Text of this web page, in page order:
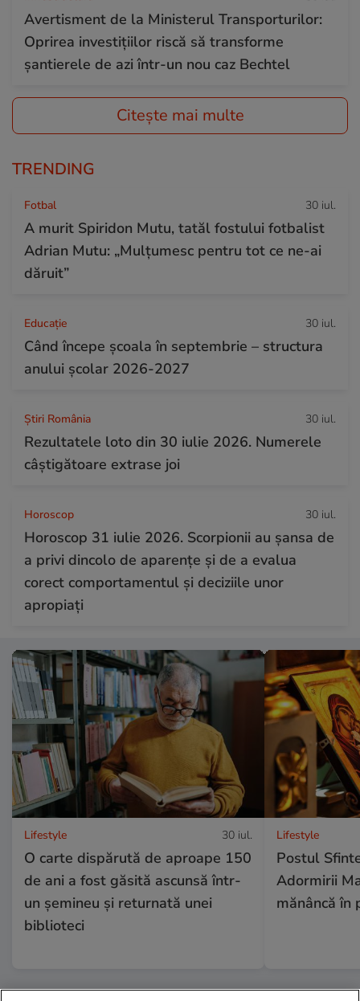
Avertisment de la Ministerul Transporturilor:
Oprirea investițiilor riscă să transforme
șantierele de azi într-un nou caz Bechtel
Citește mai multe
TRENDING
Fotbal 30 iul.
A murit Spiridon Mutu, tatăl fostului fotbalist
Adrian Mutu: „Mulțumesc pentru tot ce ne-ai
dăruit”
Educație 30 iul.
Când începe şcoala în septembrie – structura
anului şcolar 2026-2027
Știri România 30 iul.
Rezultatele loto din 30 iulie 2026. Numerele
câștigătoare extrase joi
Horoscop 30 iul.
Horoscop 31 iulie 2026. Scorpionii au șansa de
a privi dincolo de aparențe și de a evalua
corect comportamentul și deciziile unor
apropiați
Lifestyle 30 iul.
O carte dispărută de aproape 150
de ani a fost găsită ascunsă într-
un șemineu și returnată unei
biblioteci
Lifestyle
Postul
Adormirii
mănâncă în